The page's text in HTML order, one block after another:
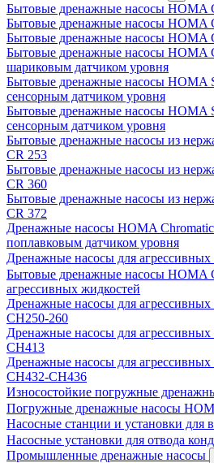
Бытовые дренажные насосы HOMA
Бытовые дренажные насосы HOMA
Бытовые дренажные насосы HOMA
Бытовые дренажные насосы HOMA
шариковым датчиком уровня
Бытовые дренажные насосы HOMA
сенсорным датчиком уровня
Бытовые дренажные насосы HOMA
сенсорным датчиком уровня
Бытовые дренажные насосы из
CR 253
Бытовые дренажные насосы из
CR 360
Бытовые дренажные насосы из
CR 372
Дренажные насосы HOMA
поплавковым датчиком уровня
Дренажные насосы для агрессивных
Бытовые дренажные насосы HOMA
агрессивных жидкостей
Дренажные насосы для
CH250-260
Дренажные насосы для
CH413
Дренажные насосы для
CH432-CH436
Износостойкие погружные
Погружные дренажные насосы
Насосные станции и установки для
Насосные установки для отвода
Промышленные дренажные насосы